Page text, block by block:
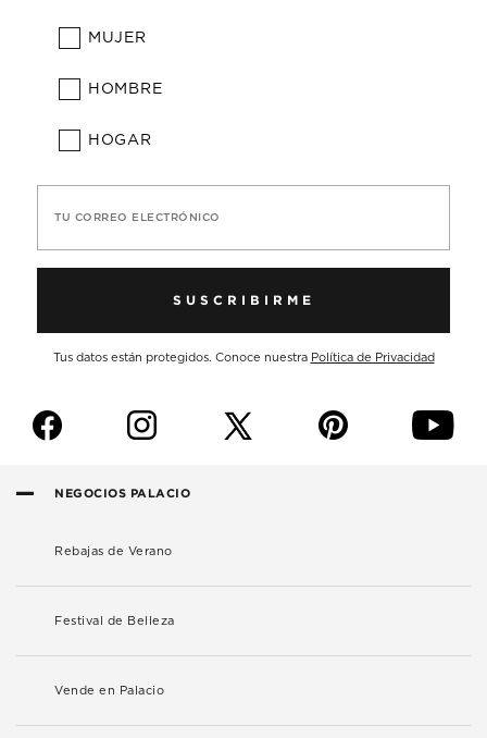
MUJER
HOMBRE
HOGAR
TU CORREO ELECTRÓNICO
SUSCRIBIRME
Tus datos están protegidos. Conoce nuestra Política de Privacidad
f i p y
NEGOCIOS PALACIO
Rebajas de Verano
Festival de Belleza
Vende en Palacio